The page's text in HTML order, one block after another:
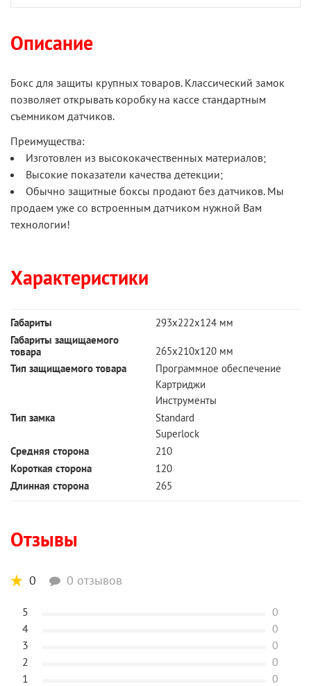
Описание
Бокс для защиты крупных товаров. Классический замок
позволяет открывать коробку на кассе стандартным
съемником датчиков.
Преимущества:
Изготовлен из высококачественных материалов;
Высокие показатели качества детекции;
Обычно защитные боксы продают без датчиков. Мы
продаем уже со встроенным датчиком нужной Вам
технологии!
Характеристики
Габариты
293х222х124 мм
Габариты защищаемого
товара
265x210x120 мм
Тип защищаемого товара
Программное обеспечение
Картриджи
Инструменты
Тип замка
Standard
Superlock
Cредняя сторона
210
Короткая сторона
120
Длинная сторона
265
Отзывы
0 0 отзывов
5
0
4
0
3
0
2
0
1
0